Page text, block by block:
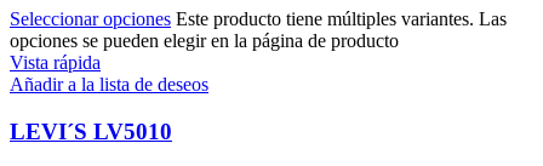
Seleccionar opciones Este producto tiene múltiples variantes. Las
opciones se pueden elegir en la página de producto
Vista rápida
Añadir a la lista de deseos
LEVI´S LV5010